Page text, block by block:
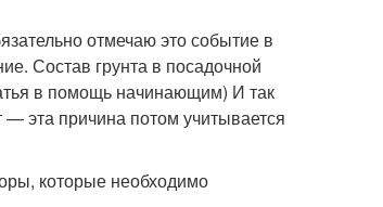
отмечаю это событие в
Состав грунта в посадочной
в помощь начинающим) И так
— эта причина потом учитывается
которые необходимо